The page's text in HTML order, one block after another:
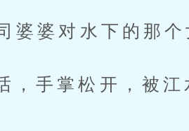
婆对水下的那个
手掌松开，被江